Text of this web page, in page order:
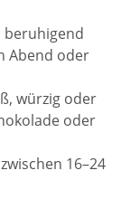
beruhigend
Abend oder
würzig oder
oder
16–24